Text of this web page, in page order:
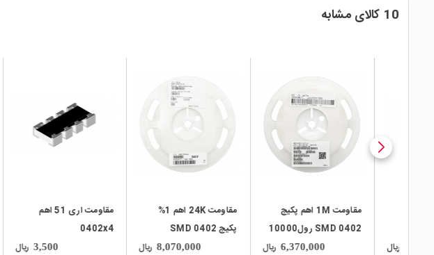
10 کالای مشابه
مقاومت 1M اهم پکیج
SMD 0402 رول10000
6,370,000 ریال
local_mall
مقاومت 24K اهم 1%
پکیج SMD 0402
رول10000 تایی
8,070,000 ریال
local_mall
مقاومت اری 51 اهم
0402x4
ریال